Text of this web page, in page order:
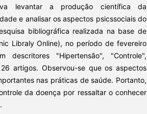
levantar a produção científica da
e analisar os aspectos psicssociais do
bibliográfica realizada na base de
Libraly Online), no período de fevereiro
"Hipertensão", "Controle",
artigos. Observou-se que os aspectos
nas práticas de saúde. Portanto,
da doença por ressaltar o conhecer